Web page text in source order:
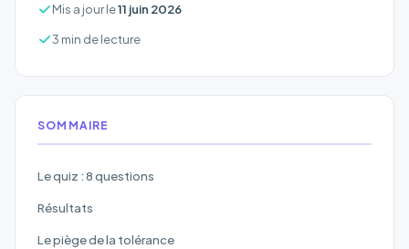
Mis a jour le11 juin 2026
3 min de lecture
SOMMAIRE
Le quiz : 8 questions
Résultats
Le piège de la tolérance